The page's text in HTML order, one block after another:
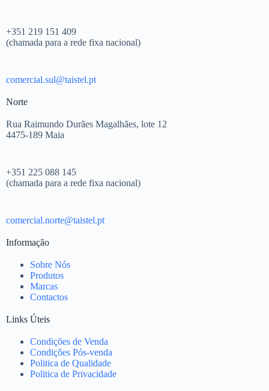
+351 219 151 409
(chamada para a rede fixa nacional)
comercial.sul@taistel.pt
Norte
Rua Raimundo Durães Magalhães, lote 12
4475-189 Maia
+351 225 088 145
(chamada para a rede fixa nacional)
comercial.norte@taistel.pt
Informação
Sobre Nós
Produtos
Marcas
Contactos
Links Úteis
Condições de Venda
Condições Pós-venda
Politica de Qualidade
Politica de Privacidade